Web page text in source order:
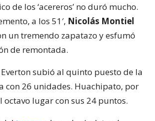
de los ‘acereros’ no duró mucho.
a los 51′, Nicolás Montiel
un tremendo zapatazo y esfumó
de remontada.
subió al quinto puesto de la
con 26 unidades. Huachipato, por
octavo lugar con sus 24 puntos.